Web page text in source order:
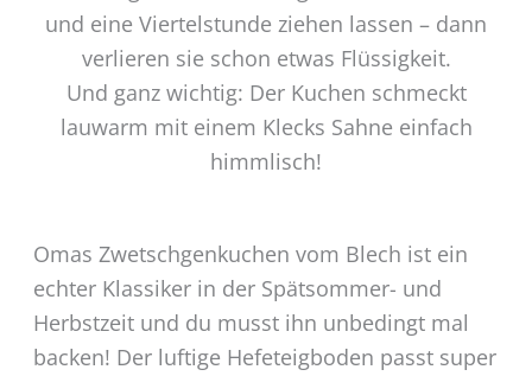
und eine Viertelstunde ziehen lassen – dann
verlieren sie schon etwas Flüssigkeit.
Und ganz wichtig: Der Kuchen schmeckt
lauwarm mit einem Klecks Sahne einfach
himmlisch!
Omas Zwetschgenkuchen vom Blech ist ein
echter Klassiker in der Spätsommer- und
Herbstzeit und du musst ihn unbedingt mal
backen! Der luftige Hefeteigboden passt super